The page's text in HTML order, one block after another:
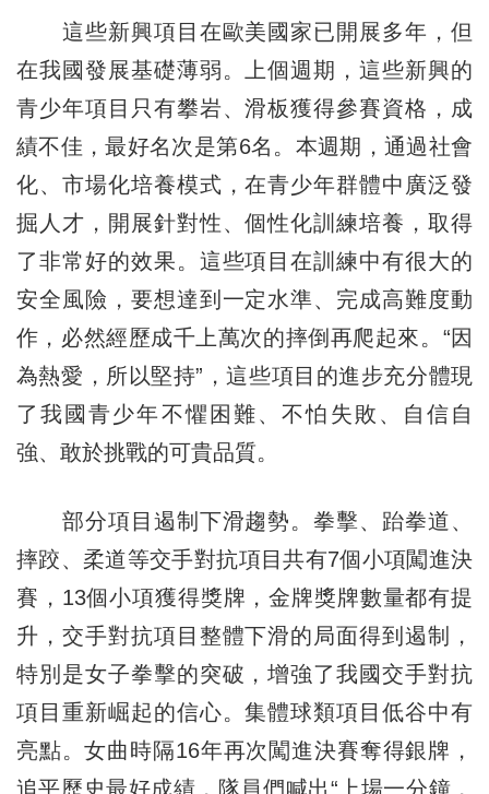
這些新興項目在歐美國家已開展多年，但
在我國發展基礎薄弱。上個週期，這些新興的
青少年項目只有攀岩、滑板獲得參賽資格，成
績不佳，最好名次是第6名。本週期，通過社會
化、市場化培養模式，在青少年群體中廣泛發
掘人才，開展針對性、個性化訓練培養，取得
了非常好的效果。這些項目在訓練中有很大的
安全風險，要想達到一定水準、完成高難度動
作，必然經歷成千上萬次的摔倒再爬起來。“因
為熱愛，所以堅持”，這些項目的進步充分體現
了我國青少年不懼困難、不怕失敗、自信自
強、敢於挑戰的可貴品質。
部分項目遏制下滑趨勢。拳擊、跆拳道、
摔跤、柔道等交手對抗項目共有7個小項闖進決
賽，13個小項獲得獎牌，金牌獎牌數量都有提
升，交手對抗項目整體下滑的局面得到遏制，
特別是女子拳擊的突破，增強了我國交手對抗
項目重新崛起的信心。集體球類項目低谷中有
亮點。女曲時隔16年再次闖進決賽奪得銀牌，
追平歷史最好成績，隊員們喊出“上場一分鐘，